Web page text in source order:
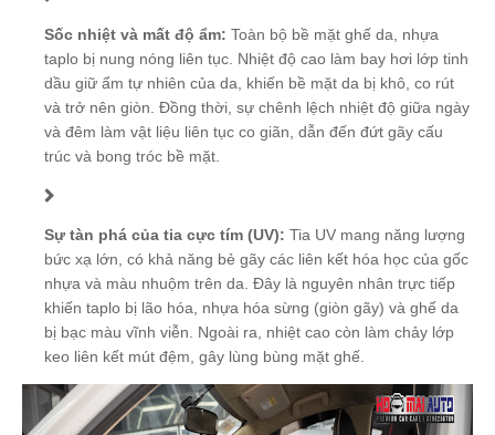
Sốc nhiệt và mất độ ẩm: Toàn bộ bề mặt ghế da, nhựa
taplo bị nung nóng liên tục. Nhiệt độ cao làm bay hơi lớp tinh
dầu giữ ẩm tự nhiên của da, khiến bề mặt da bị khô, co rút
và trở nên giòn. Đồng thời, sự chênh lệch nhiệt độ giữa ngày
và đêm làm vật liệu liên tục co giãn, dẫn đến đứt gãy cấu
trúc và bong tróc bề mặt.
Sự tàn phá của tia cực tím (UV): Tia UV mang năng lượng
bức xạ lớn, có khả năng bẻ gãy các liên kết hóa học của gốc
nhựa và màu nhuộm trên da. Đây là nguyên nhân trực tiếp
khiến taplo bị lão hóa, nhựa hóa sừng (giòn gãy) và ghế da
bị bạc màu vĩnh viễn. Ngoài ra, nhiệt cao còn làm chảy lớp
keo liên kết mút đệm, gây lùng bùng mặt ghế.